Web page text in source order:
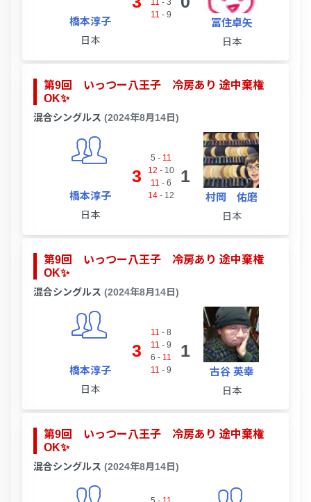
橋本淳子
日本
11 - 3
11 - 9
冨住卓矢
日本
第9回 いっつー八王子 冷房あり 途中棄権
OK✨
混合シングルス (2024年8月14日)
橋本淳子
日本
3
5 - 11
12 - 10
11 - 6
14- 12
1
村岡 佑磨
日本
第9回 いっつー八王子 冷房あり 途中棄権
OK✨
混合シングルス (2024年8月14日)
橋本淳子
日本
3
11 - 8
11 - 9
6 - 11
11 - 9
1
古谷 英幸
日本
第9回 いっつー八王子 冷房あり 途中棄権
OK✨
混合シングルス (2024年8月14日)